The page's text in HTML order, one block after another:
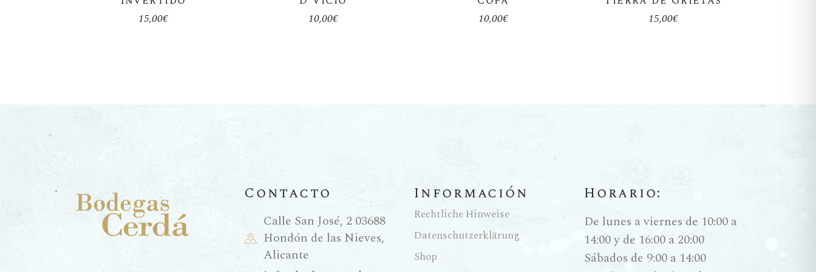
15,00€
10,00€
10,00€
15,00€
Contacto
Calle San José, 2 03688
Hondón de las Nieves,
Alicante
Información
Rechtliche Hinweise
Datenschutzerklärung
Shop
Horario:
De lunes a viernes de 10:00 a
14:00 y de 16:00 a 20:00
Sábados de 9:00 a 14:00